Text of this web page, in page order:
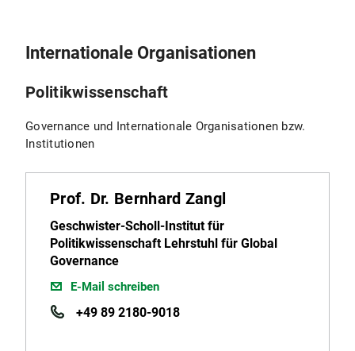
Internationale Organisationen
Politikwissenschaft
Governance und Internationale Organisationen bzw.
Institutionen
Prof. Dr. Bernhard Zangl
Geschwister-Scholl-Institut für
Politikwissenschaft Lehrstuhl für Global
Governance
E-Mail schreiben
+49 89 2180-9018